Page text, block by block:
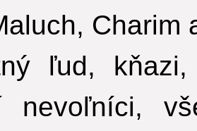
Charim
ľud,
nevoľníci,